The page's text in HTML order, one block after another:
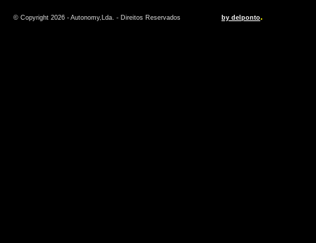
© Copyright 2026 - Autonomy,Lda. - Direitos Reservados by delponto.